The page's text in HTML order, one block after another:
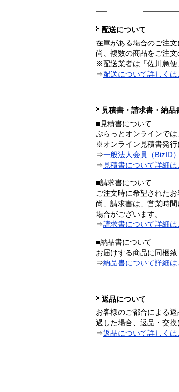
配送について
在庫がある場合のご注
尚、複数の商品をご注
※配送業者は「佐川急便
⇒配送について詳しくは
見積書・請求書・納品
■見積書について
ぷらっとオンラインでは
※オンライン見積書発行
⇒一般法人会員（BizID
⇒ 見積書について詳細は
■請求書について
ご注文時に希望された
尚、請求書は、営業時
場合がございます。
⇒請求書について詳細は
■納品書について
お届けする商品に同梱致
⇒納品書について詳細は
返品について
お客様のご都合による
過した場合、返品・交換
⇒返品について詳しくは